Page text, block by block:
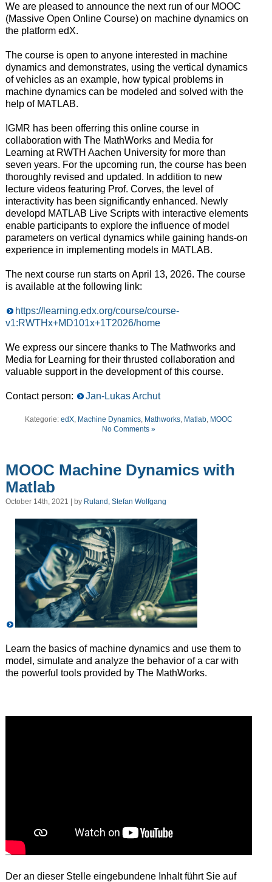
We are pleased to announce the next run of our MOOC
(Massive Open Online Course) on machine dynamics on
the platform edX.
The course is open to anyone interested in machine
dynamics and demonstrates, using the vertical dynamics
of vehicles as an example, how typical problems in
machine dynamics can be modeled and solved with the
help of MATLAB.
IGMR has been offerring this online course in
collaboration with The MathWorks and Media for
Learning at RWTH Aachen University for more than
seven years. For the upcoming run, the course has been
thoroughly revised and updated. In addition to new
lecture videos featuring Prof. Corves, the level of
interactivity has been significantly enhanced. Newly
developd MATLAB Live Scripts with interactive elements
enable participants to explore the influence of model
parameters on vertical dynamics while gaining hands-on
experience in implementing models in MATLAB.
The next course run starts on April 13, 2026. The course
is available at the following link:
https://learning.edx.org/course/course-
v1:RWTHx+MD101x+1T2026/home
We express our sincere thanks to The Mathworks and
Media for Learning for their thrusted collaboration and
valuable support in the development of this course.
Contact person: Jan-Lukas Archut
Kategorie: edX, Machine Dynamics, Mathworks, Matlab, MOOC
No Comments »
MOOC Machine Dynamics with
Matlab
October 14th, 2021 | by Ruland, Stefan Wolfgang
Learn the basics of machine dynamics and use them to
model, simulate and analyze the behavior of a car with
the powerful tools provided by The MathWorks.
Der an dieser Stelle eingebundene Inhalt führt Sie auf